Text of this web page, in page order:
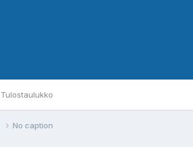
Tulostaulukko
No caption